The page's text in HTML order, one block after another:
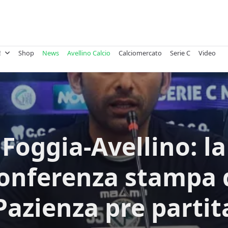
Shop News Avellino Calcio Calciomercato Serie C
Video
Foggia-Avellino: la
stampa
pre